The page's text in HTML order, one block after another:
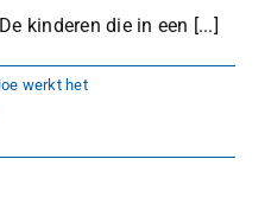
kinderen die in een [...]
werkt het